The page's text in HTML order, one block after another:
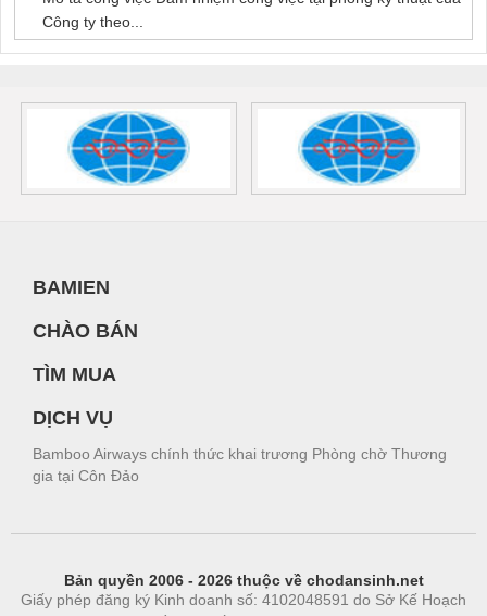
Công ty theo...
BAMIEN
CHÀO BÁN
TÌM MUA
DỊCH VỤ
Bamboo Airways chính thức khai trương Phòng chờ Thương
gia tại Côn Đảo
Bản quyền 2006 - 2026 thuộc về chodansinh.net
Giấy phép đăng ký Kinh doanh số: 4102048591 do Sở Kế Hoạch